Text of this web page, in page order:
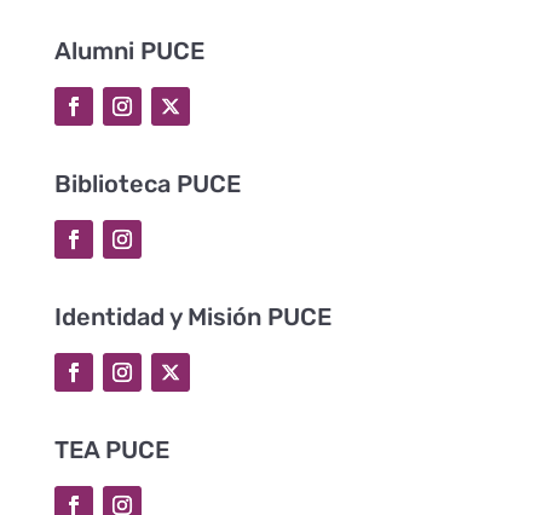
Alumni PUCE
Biblioteca PUCE
Identidad y Misión PUCE
TEA PUCE